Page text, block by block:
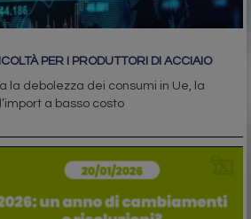
PER I PRODUTTORI DI ACCIAIO
la debolezza dei consumi in Ue, la
a basso costo